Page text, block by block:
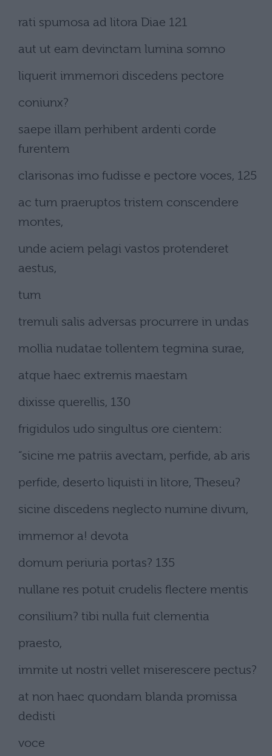
rati spumosa ad litora Diae 121
aut ut eam devinctam lumina somno
liquerit immemori discedens pectore
coniunx?
saepe illam perhibent ardenti corde
furentem
clarisonas imo fudisse e pectore voces, 125
ac tum praeruptos tristem conscendere
montes,
unde aciem pelagi vastos protenderet
aestus,
tum
tremuli salis adversas procurrere in undas
mollia nudatae tollentem tegmina surae,
atque haec extremis maestam
dixisse querellis, 130
frigidulos udo singultus ore cientem:
“sicine me patriis avectam, perfide, ab aris
perfide, deserto liquisti in litore, Theseu?
sicine discedens neglecto numine divum,
immemor a! devota
domum periuria portas? 135
nullane res potuit crudelis flectere mentis
consilium? tibi nulla fuit clementia
praesto,
immite ut nostri vellet miserescere pectus?
at non haec quondam blanda promissa
dedisti
voce